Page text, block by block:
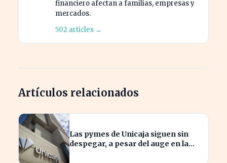
financiero afectan a familias, empresas y
mercados.
502 articles →
Artículos relacionados
Las pymes de Unicaja siguen sin
despegar, a pesar del auge en la